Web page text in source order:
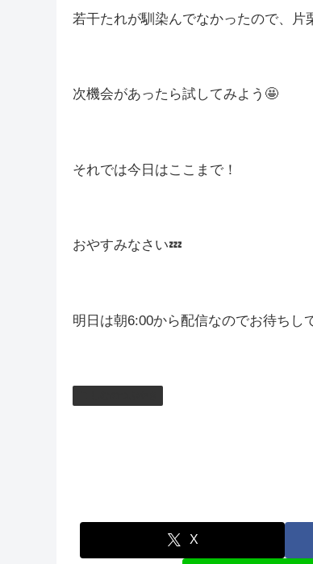
それでは今日はここまで！
明日は朝6:00から配信なのでお待ちし